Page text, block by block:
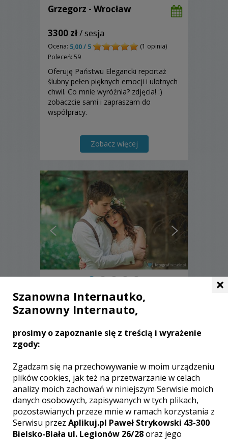
Grzegorz - Wrocław
3300 zł/ sesja
Ocena: 5,00 / 5
(1 opinia)
Poleceń: 59
Oferuję Państwu Elegancki reportaż
ślubny pełen pięknych emocji i ulotnych
chwil. Co mnie wyróżnia? zdjęcia! :)
zobaczcie sami i zapraszam do
współpracy.
Zobacz więcej
Rafał - Dzierżoniów
Ocena:5,00 / 5
(1 opinia)
ślubne, bez nienaturalnego pozowania i
wyreżyserowanych kadrów. Plenery
odbywają się indywidualnie, a wszystko
dzieje się na luzie i z uśmiechem.
Zobacz więcej
×
Szanowna Internautko,
Szanowny Internauto,
prosimy o zapoznanie się z treścią i wyrażenie
zgody:
Zgadzam się na przechowywanie w moim urządzeniu
plików cookies, jak też na przetwarzanie w celach
analizy moich zachowań w niniejszym Serwisie moich
danych osobowych, zapisywanych w tych plikach,
pozostawianych przeze mnie w ramach korzystania z
Serwisu przez Aplikuj.pl Paweł Strykowski 43-300
Bielsko-Biała ul. Legionów 26/28oraz jego